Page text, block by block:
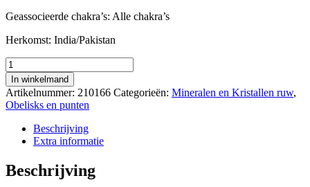
Geassocieerde chakra’s: Alle chakra’s
Herkomst: India/Pakistan
Kwarts
kristal
punt
cluster
(ruw
ongeslepen)
gram
aantal
In winkelmand
Artikelnummer: 210166 Categorieën: Mineralen en Kristallen ruw,
Obelisks en punten
Beschrijving
Extra informatie
Beschrijving